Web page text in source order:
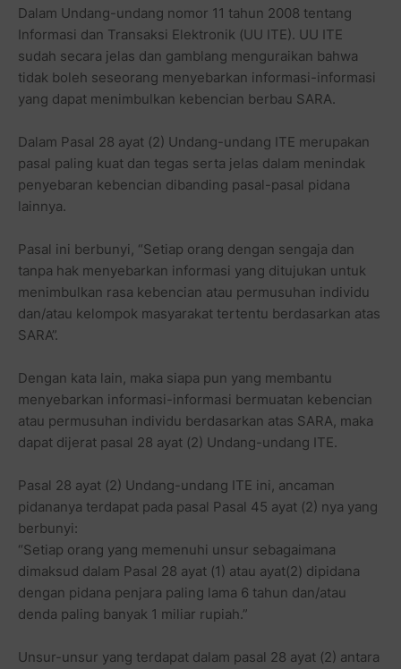
Dalam Undang-undang nomor 11 tahun 2008 tentang
Informasi dan Transaksi Elektronik (UU ITE). UU ITE
sudah secara jelas dan gamblang menguraikan bahwa
tidak boleh seseorang menyebarkan informasi-informasi
yang dapat menimbulkan kebencian berbau SARA.
Dalam Pasal 28 ayat (2) Undang-undang ITE merupakan
pasal paling kuat dan tegas serta jelas dalam menindak
penyebaran kebencian dibanding pasal-pasal pidana
lainnya.
Pasal ini berbunyi, “Setiap orang dengan sengaja dan
tanpa hak menyebarkan informasi yang ditujukan untuk
menimbulkan rasa kebencian atau permusuhan individu
dan/atau kelompok masyarakat tertentu berdasarkan atas
SARA”.
Dengan kata lain, maka siapa pun yang membantu
menyebarkan informasi-informasi bermuatan kebencian
atau permusuhan individu berdasarkan atas SARA, maka
dapat dijerat pasal 28 ayat (2) Undang-undang ITE.
Pasal 28 ayat (2) Undang-undang ITE ini, ancaman
pidananya terdapat pada pasal Pasal 45 ayat (2) nya yang
berbunyi:
“Setiap orang yang memenuhi unsur sebagaimana
dimaksud dalam Pasal 28 ayat (1) atau ayat(2) dipidana
dengan pidana penjara paling lama 6 tahun dan/atau
denda paling banyak 1 miliar rupiah.”
Unsur-unsur yang terdapat dalam pasal 28 ayat (2) antara